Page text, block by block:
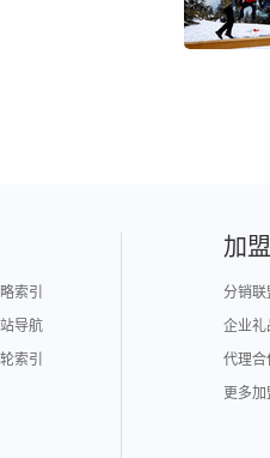
索引
导航
索引
加
分销联
企业礼
代理合
更多